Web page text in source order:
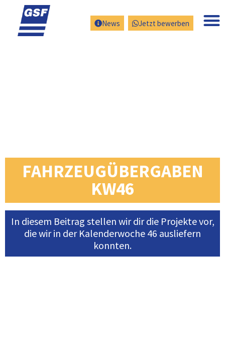
News Jetzt bewerben
FAHRZEUGÜBERGABEN
KW46
In diesem Beitrag stellen wir dir die Projekte vor,
die wir in der Kalenderwoche 46 ausliefern
konnten.